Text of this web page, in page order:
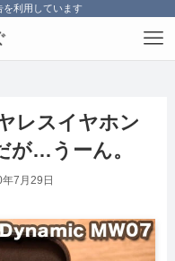
を利用しています
レスイヤホン
が…うーん。
7月29日